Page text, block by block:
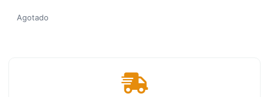
Agotado